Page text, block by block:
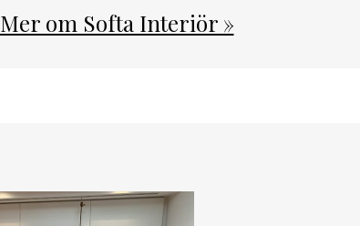
Mer om Softa Interiör »